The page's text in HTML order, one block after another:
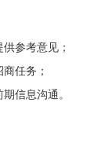
参考意见；
任务；
信息沟通 。